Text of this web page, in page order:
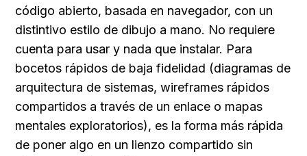
código abierto, basada en navegador, con un
distintivo estilo de dibujo a mano. No requiere
cuenta para usar y nada que instalar. Para
bocetos rápidos de baja fidelidad (diagramas de
arquitectura de sistemas, wireframes rápidos
compartidos a través de un enlace o mapas
mentales exploratorios), es la forma más rápida
de poner algo en un lienzo compartido sin